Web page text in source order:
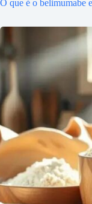
O que é o belimumabe